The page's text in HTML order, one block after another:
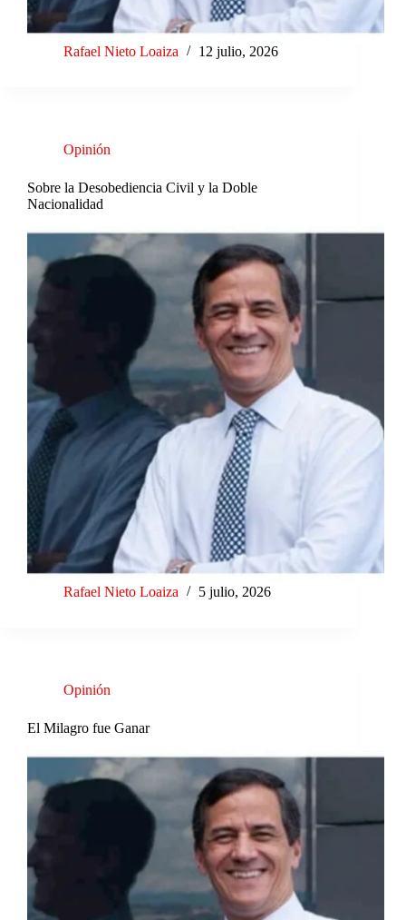
Rafael Nieto Loaiza 12 julio, 2026
Opinión
Sobre la Desobediencia Civil y la Doble
Nacionalidad
Rafael Nieto Loaiza 5 julio, 2026
Opinión
El Milagro fue Ganar